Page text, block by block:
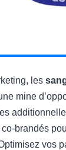
les
mine
brandés
vos